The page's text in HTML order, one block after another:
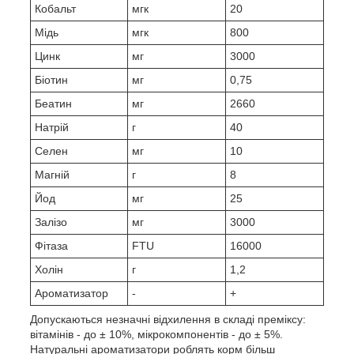
Кобальт мгк
20
Мідь
мгк
800
Цинк
мг
3000
Біотин
мг
0,75
Беатин
мг
2660
Натрій
г
40
Селен
мг
10
Магній
г
8
Йод
мг
25
Залізо
мг
3000
Фітаза
FTU
16000
Холін
г
1,2
Ароматизатор
- +
Допускаються незначні відхилення в складі преміксу:
вітамінів - до ± 10%, мікрокомпонентів - до ± 5%.
Натуральні ароматизатори роблять корм більш